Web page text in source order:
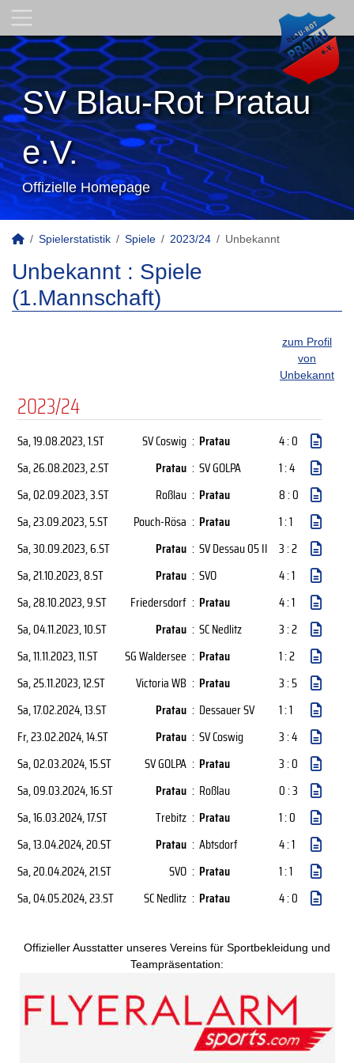
SV Blau-Rot Pratau
e.V.
Offizielle Homepage
Spielerstatistik Spiele 2023/24 Unbekannt
Unbekannt : Spiele
(1.Mannschaft)
zum Profil
von
Unbekannt
2023/24
Sa, 19.08.2023, 1.ST SV Coswig : Pratau
4 : 0
Sa, 26.08.2023, 2.ST Pratau : SV GOLPA
1 : 4
Sa, 02.09.2023, 3.ST Roßlau : Pratau
8 : 0
Sa, 23.09.2023, 5.ST Pouch-Rösa : Pratau
1 : 1
Sa, 30.09.2023, 6.ST Pratau : SV Dessau 05 II 3 : 2
Sa, 21.10.2023, 8.ST Pratau : SVO
4 : 1
Sa, 28.10.2023, 9.ST Friedersdorf : Pratau
4 : 1
Sa, 04.11.2023, 10.ST Pratau : SC Nedlitz
3 : 2
Sa, 11.11.2023, 11.ST SG Waldersee : Pratau
1 : 2
Sa, 25.11.2023, 12.ST Victoria WB : Pratau
3 : 5
Sa, 17.02.2024, 13.ST Pratau : Dessauer SV
1 : 1
Fr, 23.02.2024, 14.ST Pratau : SV Coswig
3 : 4
Sa, 02.03.2024, 15.ST SV GOLPA : Pratau
3 : 0
Sa, 09.03.2024, 16.ST Pratau : Roßlau
0 : 3
Sa, 16.03.2024, 17.ST Trebitz : Pratau
1 : 0
Sa, 13.04.2024, 20.ST Pratau : Abtsdorf
4 : 1
Sa, 20.04.2024, 21.ST SVO : Pratau
1 : 1
Sa, 04.05.2024, 23.ST SC Nedlitz : Pratau 4 : 0
Offizieller Ausstatter unseres Vereins für Sportbekleidung und
Teampräsentation: